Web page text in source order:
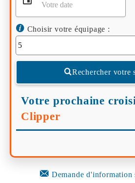
Choisir votre équipage :
Rechercher votre
Votre prochaine
Clipper
Demande d'information